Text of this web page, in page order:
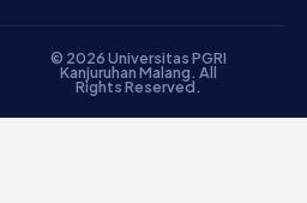
© 2026 Universitas PGRI
Kanjuruhan Malang. All
Rights Reserved.